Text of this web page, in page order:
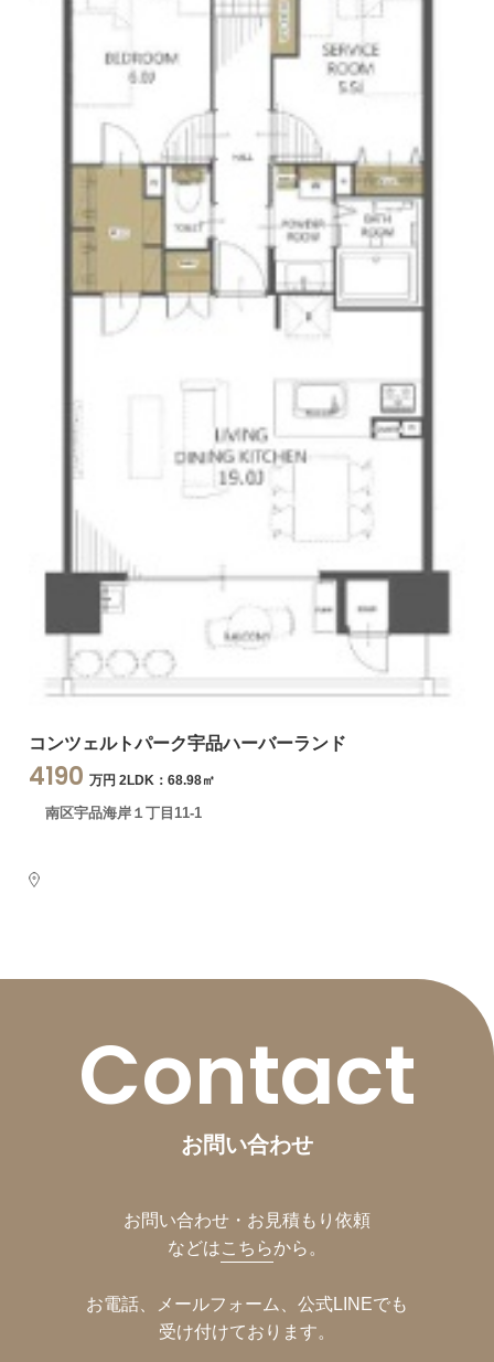
コンツェルトパーク宇品ハーバーランド
4190 万円 2LDK：68.98㎡
南区宇品海岸１丁目11-1
Contact
お問い合わせ
お問い合わせ・お見積もり依頼
などはこちらから。
お電話、メールフォーム、公式LINEでも
受け付けております。